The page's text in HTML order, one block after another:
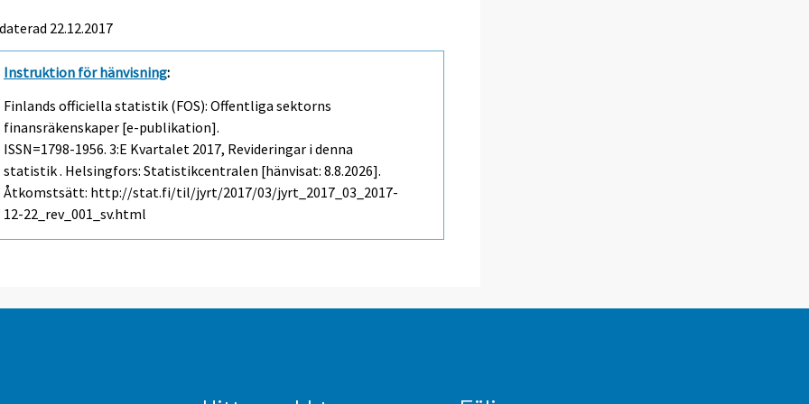
22.12.2017
Instruktion för hänvisning:
Finlands officiella statistik (FOS): Offentliga sektorns
finansräkenskaper [e-publikation].
ISSN=1798-1956.3:e Kvartalet 2017, Revideringar i denna
statistik . Helsingfors: Statistikcentralen [hänvisat: 8.8.2026].
Åtkomstsätt: http://stat.fi/til/jyrt/2017/03/jyrt_2017_03_2017-
12-22_rev_001_sv.html